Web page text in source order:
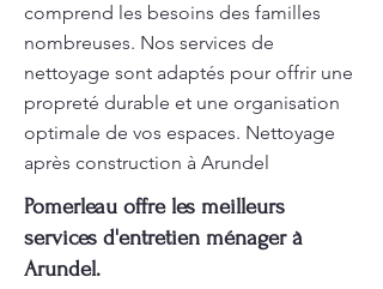
comprend les besoins des familles
nombreuses. Nos services de
nettoyage sont adaptés pour offrir une
propreté durable et une organisation
optimale de vos espaces. Nettoyage
après construction à Arundel
Pomerleau offre les meilleurs
services d'entretien ménager à
Arundel.